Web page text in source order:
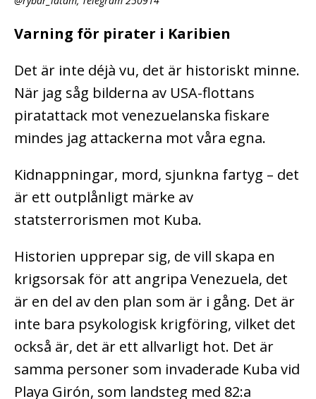
Varning för pirater i Karibien
Det är inte déjà vu, det är historiskt minne.
När jag såg bilderna av USA-flottans
piratattack mot venezuelanska fiskare
mindes jag attackerna mot våra egna.
Kidnappningar, mord, sjunkna fartyg – det
är ett outplånligt märke av
statsterrorismen mot Kuba.
Historien upprepar sig, de vill skapa en
krigsorsak för att angripa Venezuela, det
är en del av den plan som är i gång. Det är
inte bara psykologisk krigföring, vilket det
också är, det är ett allvarligt hot. Det är
samma personer som invaderade Kuba vid
Playa Girón, som landsteg med 82:a